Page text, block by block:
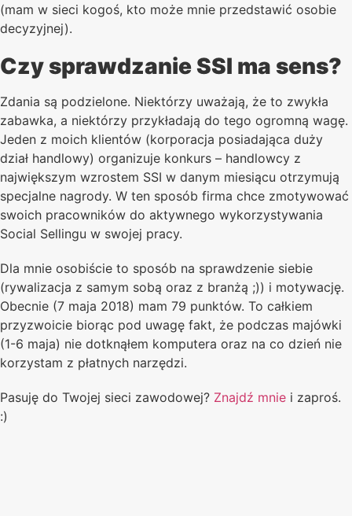
(mam w sieci kogoś, kto może mnie przedstawić osobie
decyzyjnej).
Czy sprawdzanie SSI ma sens?
Zdania są podzielone. Niektórzy uważają, że to zwykła
zabawka, a niektórzy przykładają do tego ogromną wagę.
Jeden z moich klientów (korporacja posiadająca duży
dział handlowy) organizuje konkurs – handlowcy z
największym wzrostem SSI w danym miesiącu otrzymują
specjalne nagrody. W ten sposób firma chce zmotywować
swoich pracowników do aktywnego wykorzystywania
Social Sellingu w swojej pracy.
Dla mnie osobiście to sposób na sprawdzenie siebie
(rywalizacja z samym sobą oraz z branżą ;)) i motywację.
Obecnie (7 maja 2018) mam 79 punktów. To całkiem
przyzwoicie biorąc pod uwagę fakt, że podczas majówki
(1-6 maja) nie dotknąłem komputera oraz na co dzień nie
korzystam z płatnych narzędzi.
Pasuję do Twojej sieci zawodowej? Znajdź mnie i zaproś.
:)